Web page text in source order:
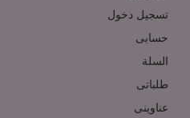
تسجيل دخول
حسابى
السلة
طلباتى
عناوينى